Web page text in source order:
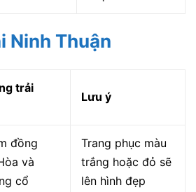
Ninh Thuận
trải
Lưu ý
đồng
và
cổ
Trang phục màu
trắng hoặc đỏ sẽ
lên hình đẹp